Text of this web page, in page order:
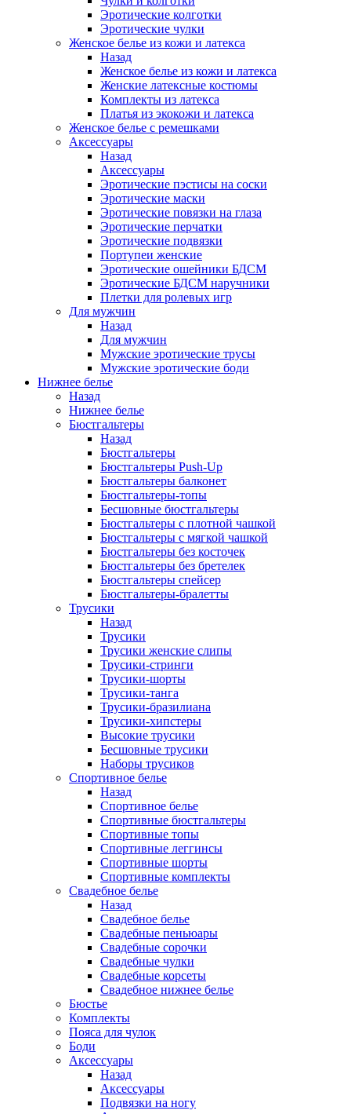
Эротические колготки
Эротические чулки
Женское белье из кожи и латекса
Назад
Женское белье из кожи и латекса
Женские латексные костюмы
Комплекты из латекса
Платья из экокожи и латекса
Женское белье с ремешками
Аксессуары
Назад
Аксессуары
Эротические пэстисы на соски
Эротические маски
Эротические повязки на глаза
Эротические перчатки
Эротические подвязки
Портупеи женские
Эротические ошейники БДСМ
Эротические БДСМ наручники
Плетки для ролевых игр
Для мужчин
Назад
Для мужчин
Мужские эротические трусы
Мужские эротические боди
Нижнее белье
Назад
Нижнее белье
Бюстгальтеры
Назад
Бюстгальтеры
Бюстгальтеры Push-Up
Бюстгальтеры балконет
Бюстгальтеры-топы
Бесшовные бюстгальтеры
Бюстгальтеры с плотной чашкой
Бюстгальтеры с мягкой чашкой
Бюстгальтеры без косточек
Бюстгальтеры без бретелек
Бюстгальтеры спейсер
Бюстгальтеры-бралетты
Трусики
Назад
Трусики
Трусики женские слипы
Трусики-стринги
Трусики-шорты
Трусики-танга
Трусики-бразилиана
Трусики-хипстеры
Высокие трусики
Бесшовные трусики
Наборы трусиков
Спортивное белье
Назад
Спортивное белье
Спортивные бюстгальтеры
Спортивные топы
Спортивные леггинсы
Спортивные шорты
Спортивные комплекты
Свадебное белье
Назад
Свадебное белье
Свадебные пеньюары
Свадебные сорочки
Свадебные чулки
Свадебные корсеты
Свадебное нижнее белье
Бюстье
Комплекты
Пояса для чулок
Боди
Аксессуары
Назад
Аксессуары
Подвязки на ногу